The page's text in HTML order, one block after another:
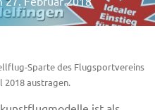
Sparte des Flugsportvereins
2018 austragen.